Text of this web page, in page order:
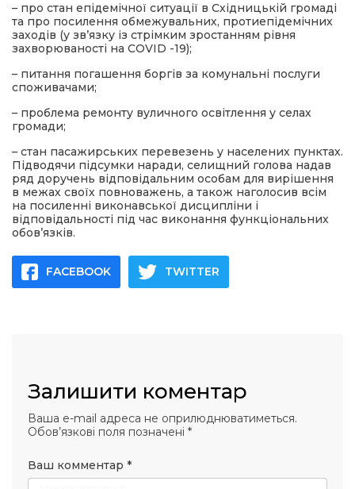
– про стан епідемічної ситуації в Східницькій громаді
та про посилення обмежувальних, протиепідемічних
заходів (у зв’язку із стрімким зростанням рівня
захворюваності на COVID -19);
– питання погашення боргів за комунальні послуги
споживачами;
– проблема ремонту вуличного освітлення у селах
громади;
– стан пасажирських перевезень у населених пунктах.
Підводячи підсумки наради, селищний голова надав
ряд доручень відповідальним особам для вирішення
в межах своїх повноважень, а також наголосив всім
на посиленні виконавської дисципліни і
відповідальності під час виконання функціональних
обов’язків.
FACEBOOK TWITTER
Залишити коментар
Ваша e-mail адреса не оприлюднюватиметься.
Обов’язкові поля позначені *
Ваш комментар *